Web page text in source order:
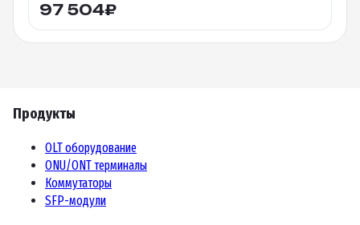
97 504₽
Продукты
OLT оборудование
ONU/ONT терминалы
Коммутаторы
SFP-модули